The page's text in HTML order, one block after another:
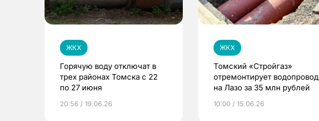
ЖКХ
Горячую воду отключат в
трех районах Томска с 22
по 27 июня
20:56 / 19.06.26
ЖКХ
Томский «Стройгаз»
отремонтирует водопровод
на Лазо за 35 млн рублей
10:00 / 15.06.26